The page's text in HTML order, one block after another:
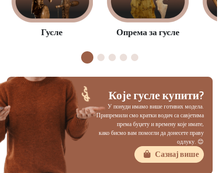
Гусле Опрема за гусле
Које гусле купити?
У понуди имамо више готивих модела.
Припремили смо кратки водич са савјетима
према буџету и времену које имате,
како бисмо вам помогли да донесете праву
одлуку. 😊
Сазнај више